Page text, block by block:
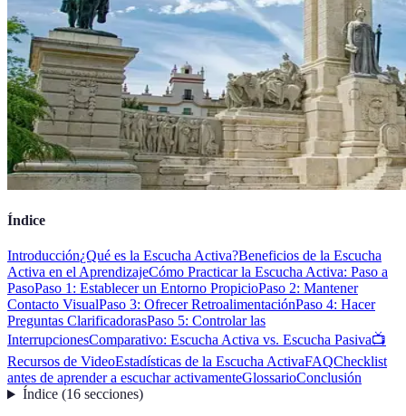
Índice
Introducción¿Qué es la Escucha Activa?Beneficios de la Escucha
Activa en el AprendizajeCómo Practicar la Escucha Activa: Paso a
PasoPaso 1: Establecer un Entorno PropicioPaso 2: Mantener
Contacto VisualPaso 3: Ofrecer RetroalimentaciónPaso 4: Hacer
Preguntas ClarificadorasPaso 5: Controlar las
InterrupcionesComparativo: Escucha Activa vs. Escucha Pasiva📺
Recursos de VideoEstadísticas de la Escucha ActivaFAQChecklist
antes de aprender a escuchar activamenteGlossarioConclusión
Índice(16 secciones)